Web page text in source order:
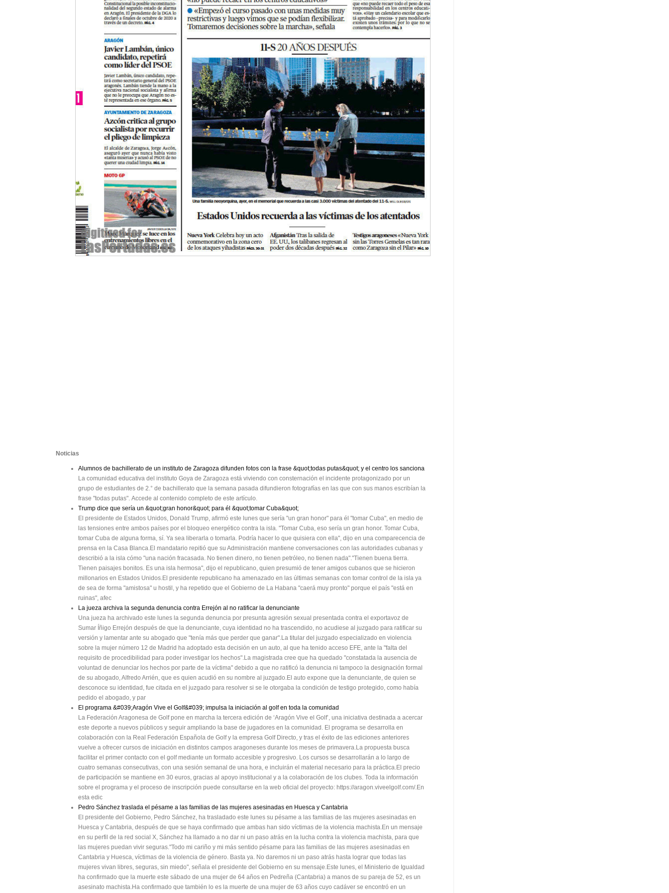
Noticias
Alumnos de bachillerato de un instituto de Zaragoza difunden fotos con la frase &quot;todas putas&quot; y el centro los sanciona
La comunidad educativa del instituto Goya de Zaragoza está viviendo con consternación el incidente protagonizado por un
grupo de estudiantes de 2.° de bachillerato que la semana pasada difundieron fotografías en las que con sus manos escribían la
frase "todas putas". Accede al contenido completo de este artículo.
Trump dice que sería un &quot;gran honor&quot; para él &quot;tomar Cuba&quot;
El presidente de Estados Unidos, Donald Trump, afirmó este lunes que sería "un gran honor" para él "tomar Cuba", en medio de
las tensiones entre ambos países por el bloqueo energético contra la isla. "Tomar Cuba, eso sería un gran honor. Tomar Cuba,
tomar Cuba de alguna forma, sí. Ya sea liberarla o tomarla. Podría hacer lo que quisiera con ella", dijo en una comparecencia de
prensa en la Casa Blanca.El mandatario repitió que su Administración mantiene conversaciones con las autoridades cubanas y
describió a la isla cómo "una nación fracasada. No tienen dinero, no tienen petróleo, no tienen nada"."Tienen buena tierra.
Tienen paisajes bonitos. Es una isla hermosa", dijo el republicano, quien presumió de tener amigos cubanos que se hicieron
millonarios en Estados Unidos.El presidente republicano ha amenazado en las últimas semanas con tomar control de la isla ya
de sea de forma "amistosa" u hostil, y ha repetido que el Gobierno de La Habana "caerá muy pronto" porque el país "está en
ruinas", afec
La jueza archiva la segunda denuncia contra Errejón al no ratificar la denunciante
Una jueza ha archivado este lunes la segunda denuncia por presunta agresión sexual presentada contra el exportavoz de
Sumar Íñigo Errejón después de que la denunciante, cuya identidad no ha trascendido, no acudiese al juzgado para ratificar su
versión y lamentar ante su abogado que "tenía más que perder que ganar".La titular del juzgado especializado en violencia
sobre la mujer número 12 de Madrid ha adoptado esta decisión en un auto, al que ha tenido acceso EFE, ante la "falta del
requisito de procedibilidad para poder investigar los hechos".La magistrada cree que ha quedado "constatada la ausencia de
voluntad de denunciar los hechos por parte de la víctima" debido a que no ratificó la denuncia ni tampoco la designación formal
de su abogado, Alfredo Arrién, que es quien acudió en su nombre al juzgado.El auto expone que la denunciante, de quien se
desconoce su identidad, fue citada en el juzgado para resolver si se le otorgaba la condición de testigo protegido, como había
pedido el abogado, y par
El programa &#039;Aragón Vive el Golf&#039; impulsa la iniciación al golf en toda la comunidad
La Federación Aragonesa de Golf pone en marcha la tercera edición de ‘Aragón Vive el Golf’, una iniciativa destinada a acercar
este deporte a nuevos públicos y seguir ampliando la base de jugadores en la comunidad. El programa se desarrolla en
colaboración con la Real Federación Española de Golf y la empresa Golf Directo, y tras el éxito de las ediciones anteriores
vuelve a ofrecer cursos de iniciación en distintos campos aragoneses durante los meses de primavera.La propuesta busca
facilitar el primer contacto con el golf mediante un formato accesible y progresivo. Los cursos se desarrollarán a lo largo de
cuatro semanas consecutivas, con una sesión semanal de una hora, e incluirán el material necesario para la práctica.El precio
de participación se mantiene en 30 euros, gracias al apoyo institucional y a la colaboración de los clubes. Toda la información
sobre el programa y el proceso de inscripción puede consultarse en la web oficial del proyecto: https://aragon.viveelgolf.com/.En
esta edic
Pedro Sánchez traslada el pésame a las familias de las mujeres asesinadas en Huesca y Cantabria
El presidente del Gobierno, Pedro Sánchez, ha trasladado este lunes su pésame a las familias de las mujeres asesinadas en
Huesca y Cantabria, después de que se haya confirmado que ambas han sido víctimas de la violencia machista.En un mensaje
en su perfil de la red social X, Sánchez ha llamado a no dar ni un paso atrás en la lucha contra la violencia machista, para que
las mujeres puedan vivir seguras."Todo mi cariño y mi más sentido pésame para las familias de las mujeres asesinadas en
Cantabria y Huesca, víctimas de la violencia de género. Basta ya. No daremos ni un paso atrás hasta lograr que todas las
mujeres vivan libres, seguras, sin miedo", señala el presidente del Gobierno en su mensaje.Este lunes, el Ministerio de Igualdad
ha confirmado que la muerte este sábado de una mujer de 64 años en Pedreña (Cantabria) a manos de su pareja de 52, es un
asesinato machista.Ha confirmado que también lo es la muerte de una mujer de 63 años cuyo cadáver se encontró en un